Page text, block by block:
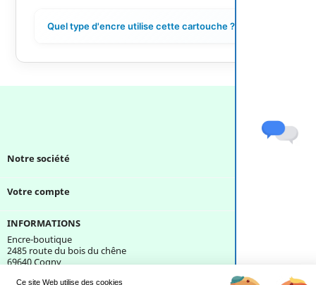
Ce site Web utilise des cookies
Quel type d'encre utilise cette cartouche ?
Notre société
Votre compte
INFORMATIONS
Encre-boutique
2485 route du bois du chêne
69640 Cogny